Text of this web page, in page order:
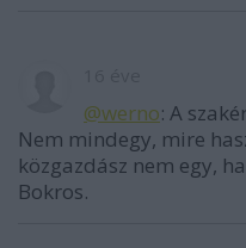
@werno: A
Nem mindegy, mire
közgazdász nem egy,
Bokros.